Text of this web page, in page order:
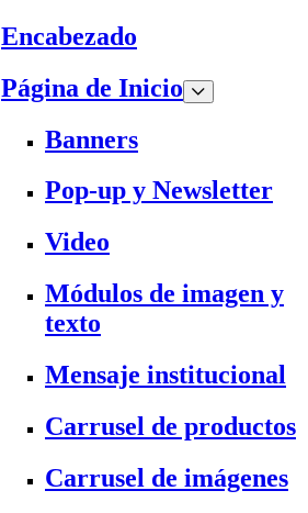
Encabezado
Página de Inicio
Banners
Pop-up y Newsletter
Video
Módulos de imagen y
texto
Mensaje institucional
Carrusel de productos
Carrusel de imágenes